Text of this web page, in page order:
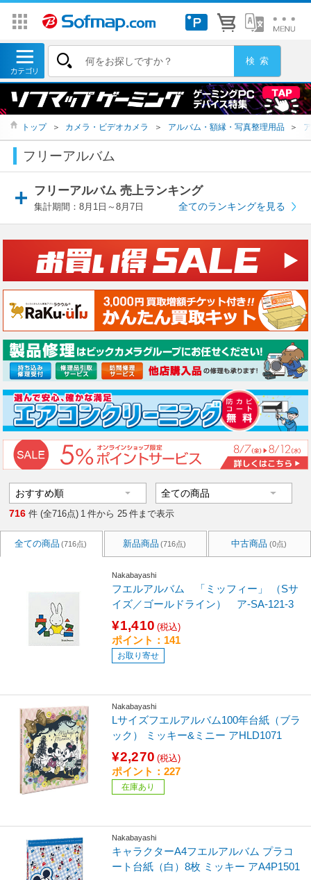
トップ ＞ カメラ・ビデオカメラ ＞ アルバム・額縁・写真整理用品 ＞
フリーアルバム
フリーアルバム 売上ランキング
集計期間：8月1日～8月7日 全てのランキングを見る
716 件 (全716点) 1 件から 25 件まで表示
全ての商品 (716点) 新品商品 (716点) 中古商品 (0点)
Nakabayashi
フエルアルバム 「ミッフィー」 （Sサ
イズ／ゴールドライン） ア-SA-121-3
¥1,410 (税込)
ポイント：141
お取り寄せ
Nakabayashi
Lサイズフエルアルバム100年台紙（ブラ
ック） ミッキー&ミニー アHLD1071
¥2,270 (税込)
ポイント：227
在庫あり
Nakabayashi
キャラクターA4フエルアルバム プラコ
ート台紙（白）8枚 ミッキー アA4P1501